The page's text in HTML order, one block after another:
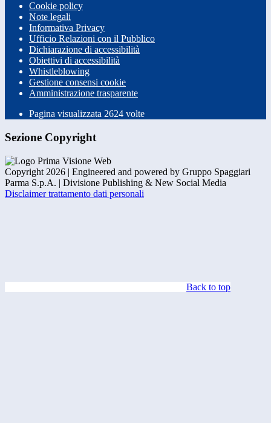
Cookie policy
Note legali
Informativa Privacy
Ufficio Relazioni con il Pubblico
Dichiarazione di accessibilità
Obiettivi di accessibilità
Whistleblowing
Gestione consensi cookie
Amministrazione trasparente
Pagina visualizzata 2624 volte
Sezione Copyright
Copyright 2026 | Engineered and powered by Gruppo Spaggiari
Parma S.p.A. | Divisione Publishing & New Social Media
Disclaimer trattamento dati personali
Back to top